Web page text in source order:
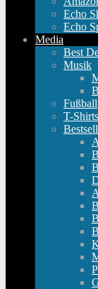
Echo
Echo
Media
Best
Musik
Fußball
T-